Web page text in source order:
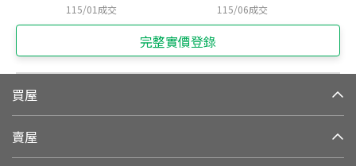
115/01 成交 115/06成交
完整實價登錄
買屋
賣屋